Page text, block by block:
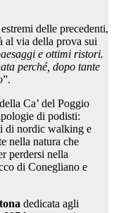
delle precedenti,
al via della prova sui
e ottimi ristori.
perché, dopo tante
”.
Ca’ del Poggio
di podisti:
di nordic walking e
nella natura che
perdersi nella
di Conegliano e
dedicata agli